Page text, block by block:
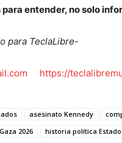
entender, no solo
para TeclaLibre-
https://
asesinato Kennedy
2026 historia política